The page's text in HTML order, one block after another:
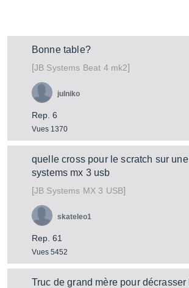
Bonne table?
[JB Systems Beat 4 mk2]
Rep. 6
Vues 1370
julniko
quelle cross pour le scratch sur
systems mx 3 usb
[JB Systems MX 3 USB]
Rep. 61
Vues 5452
skateleo1
Truc de grand mère pour décrasser